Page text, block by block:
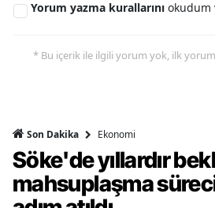
Yorum yazma kurallarını okudum
* Bu içerik ile ilgili yorum yok, ilk
Son Dakika Ekonomi
Söke'de yıllardır
mahsuplaşma